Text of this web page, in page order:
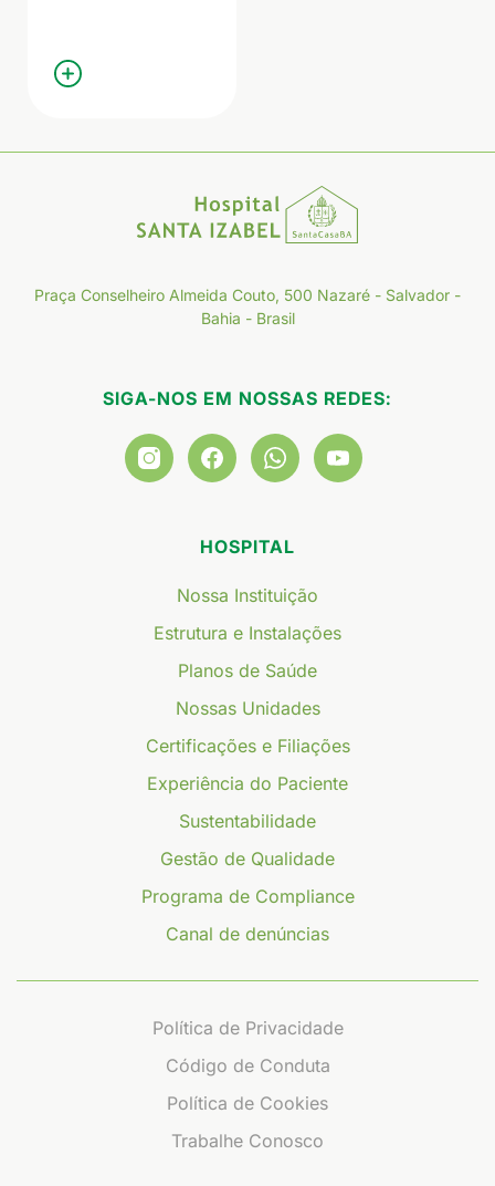
Praça Conselheiro Almeida Couto, 500 Nazaré - Salvador -
Bahia - Brasil
SIGA-NOS EM NOSSAS REDES:
HOSPITAL
Nossa Instituição
Estrutura e Instalações
Planos de Saúde
Nossas Unidades
Certificações e Filiações
Experiência do Paciente
Sustentabilidade
Gestão de Qualidade
Programa de Compliance
Canal de denúncias
Política de Privacidade
Código de Conduta
Política de Cookies
Trabalhe Conosco